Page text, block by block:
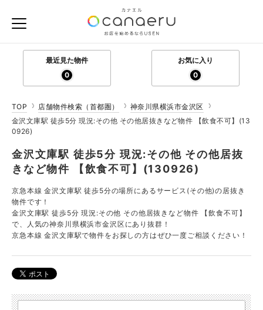
最近見た物件
0
お気に入り
0
TOP 店舗物件検索（首都圏）
神奈川県横浜市金沢区
金沢文庫駅 徒歩5分 現況:その他 その他居抜きなど物件 【飲食不可】(13
0926)
金沢文庫駅 徒歩5分 現況:その他 その他居抜
きなど物件 【飲食不可】(130926)
京急本線 金沢文庫駅 徒歩5分の場所にあるサービス(その他)の居抜き
物件です！
金沢文庫駅 徒歩5分 現況:その他 その他居抜きなど物件 【飲食不可】
で、人気の神奈川県横浜市金沢区にあり抜群！
京急本線 金沢文庫駅で物件をお探しの方はぜひ一度ご相談ください！